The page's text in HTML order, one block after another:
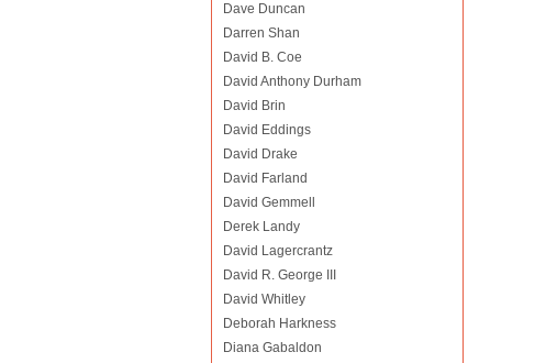
Dave Duncan
Darren Shan
David B. Coe
David Anthony Durham
David Brin
David Eddings
David Drake
David Farland
David Gemmell
Derek Landy
David Lagercrantz
David R. George III
David Whitley
Deborah Harkness
Diana Gabaldon